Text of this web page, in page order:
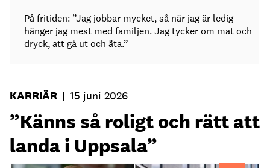
På fritiden: ”Jag jobbar mycket, så när jag är ledig
hänger jag mest med familjen. Jag tycker om mat och
dryck, att gå ut och äta.”
KARRIÄR | 15 juni 2026
”Känns så roligt och rätt att
landa i Uppsala”